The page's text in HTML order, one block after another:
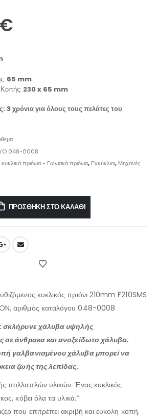
€
65 mm
Κοπής: 230 x 65 mm
3 χρόνια για όλους τους πελάτες του
048-0008
κυκλικά πριόνια - Γωνιακά πριόνια, Εγκύκλιοι, Μηχανές
ΠΡΟΣΘΉΚΗ ΣΤΟ ΚΑΛΆΘΙ
κυκλικός πριόνι 210mm F210SMS
αριθμός καταλόγου 048-0008
σκλήρυνε χάλυβα υψηλής
σε άνθρακα και ανοξείδωτο χάλυβα.
γαλβανισμένου χάλυβα μπορεί να
ζωής της λεπίδας.
πολλαπλών υλικών. Ένας κυκλικός
κόβει όλα τα υλικά.*
που επιτρέπει ακριβή και εύκολη κοπή.